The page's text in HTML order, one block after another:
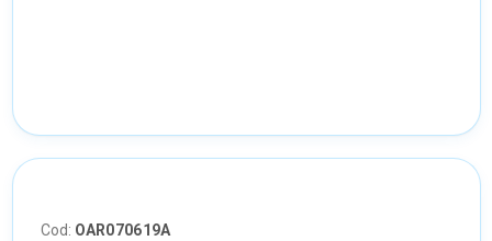
Cod: OAR070619A